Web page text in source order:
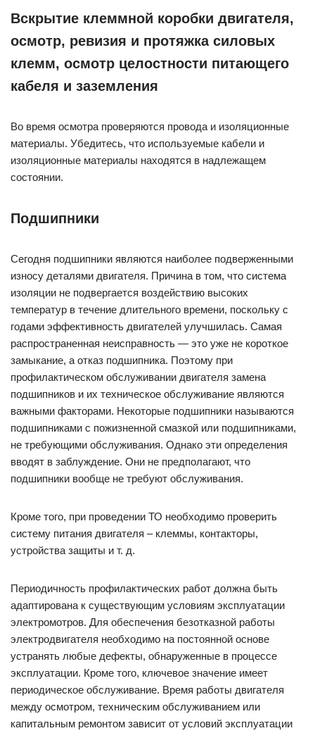
Вскрытие клеммной коробки двигателя,
осмотр, ревизия и протяжка силовых
клемм, осмотр целостности питающего
кабеля и заземления
Во время осмотра проверяются провода и изоляционные
материалы. Убедитесь, что используемые кабели и
изоляционные материалы находятся в надлежащем
состоянии.
Подшипники
Сегодня подшипники являются наиболее подверженными
износу деталями двигателя. Причина в том, что система
изоляции не подвергается воздействию высоких
температур в течение длительного времени, поскольку с
годами эффективность двигателей улучшилась. Самая
распространенная неисправность — это уже не короткое
замыкание, а отказ подшипника. Поэтому при
профилактическом обслуживании двигателя замена
подшипников и их техническое обслуживание являются
важными факторами. Некоторые подшипники называются
подшипниками с пожизненной смазкой или подшипниками,
не требующими обслуживания. Однако эти определения
вводят в заблуждение. Они не предполагают, что
подшипники вообще не требуют обслуживания.
Кроме того, при проведении ТО необходимо проверить
систему питания двигателя – клеммы, контакторы,
устройства защиты и т. д.
Периодичность профилактических работ должна быть
адаптирована к существующим условиям эксплуатации
электромотров. Для обеспечения безотказной работы
электродвигателя необходимо на постоянной основе
устранять любые дефекты, обнаруженные в процессе
эксплуатации. Кроме того, ключевое значение имеет
периодическое обслуживание. Время работы двигателя
между осмотром, техническим обслуживанием или
капитальным ремонтом зависит от условий эксплуатации